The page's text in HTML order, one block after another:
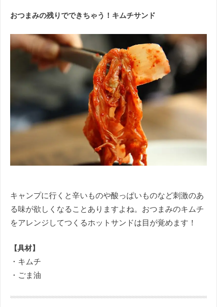
おつまみの残りでできちゃう！キムチサンド
キャンプに行くと辛いものや酸っぱいものなど刺激のあ
る味が欲しくなることありますよね。おつまみのキムチ
をアレンジしてつくるホットサンドは目が覚めます！
【具材】
・キムチ
・ごま油